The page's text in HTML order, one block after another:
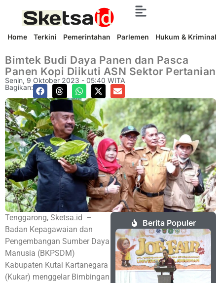
Home Terkini Pemerintahan Parlemen Hukum & Kriminal
Bimtek Budi Daya Panen dan Pasca
Panen Kopi Diikuti ASN Sektor Pertanian
Senin, 9 Oktober 2023 - 05:40 WITA
Bagikan:
Tenggarong, Sketsa.id –
Badan Kepagawaian dan
Pengembangan Sumber Daya
Manusia (BKPSDM)
Kabupaten Kutai Kartanegara
(Kukar) menggelar Bimbingan
Berita Populer